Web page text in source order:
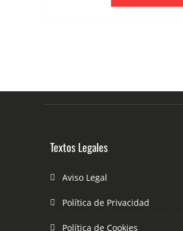
Textos Legales
Aviso Legal
Política de Privacidad
Política de Cookies